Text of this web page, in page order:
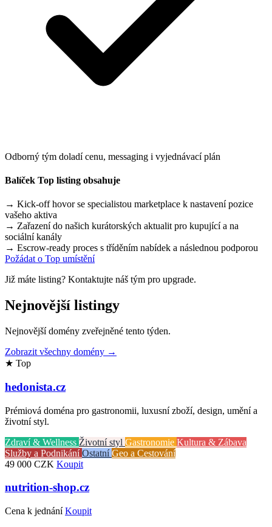
Odborný tým doladí cenu, messaging i vyjednávací plán
Balíček Top listing obsahuje
→ Kick-off hovor se specialistou marketplace k nastavení pozice
vašeho aktiva
→ Zařazení do našich kurátorských aktualit pro kupující a na
sociální kanály
→ Escrow-ready proces s tříděním nabídek a následnou podporou
Požádat o Top umístění
Již máte listing? Kontaktujte náš tým pro upgrade.
Nejnovější listingy
Nejnovější domény zveřejněné tento týden.
Zobrazit všechny domény →
★ Top
hedonista.cz
Prémiová doména pro gastronomii, luxusní zboží, design, umění a
životní styl.
Zdraví & Wellness Životní styl Gastronomie Kultura & Zábava
Služby a PodnikáníOstatníGeo a Cestování
49 000 CZK Koupit
nutrition-shop.cz
Cena k jednání Koupit